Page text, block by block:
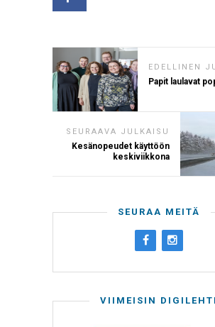
EDELLINEN
Papit laulavat
SEURAAVA JULKAISU
Kesänopeudet käyttöön
keskiviikkona
SEURAA MEITÄ
VIIMEISIN DIGILEHTI